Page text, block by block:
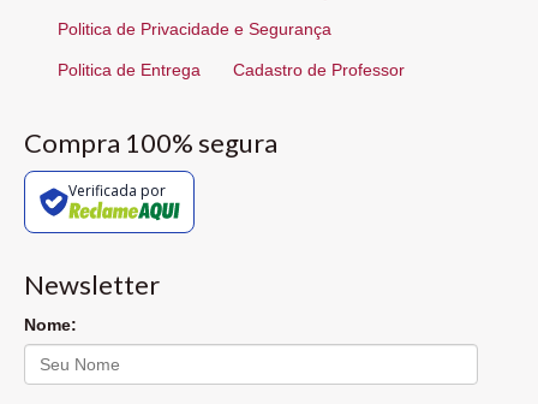
Politica de Privacidade e Segurança
Politica de Entrega Cadastro de Professor
Compra 100% segura
Verificada por
Newsletter
Nome: